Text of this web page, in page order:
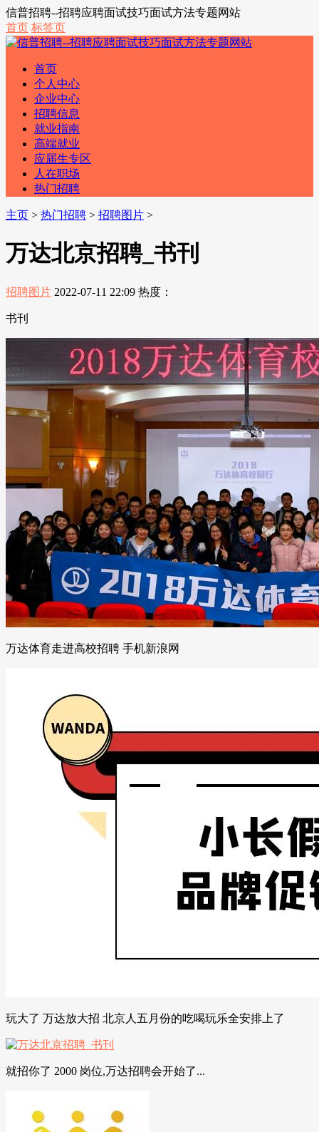
信普招聘--招聘应聘面试技巧面试方法专题网站
首页 标签页
首页
个人中心
企业中心
招聘信息
就业指南
高端就业
应届生专区
人在职场
热门招聘
主页 > 热门招聘 > 招聘图片 >
万达北京招聘_书刊
招聘图片 2022-07-11 22:09 热度：
书刊
万达体育走进高校招聘 手机新浪网
玩大了 万达放大招 北京人五月份的吃喝玩乐全安排上了
就招你了 2000 岗位,万达招聘会开始了...